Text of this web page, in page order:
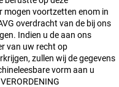
mogen voortzetten enom in
overdracht van de bij ons
Indien u de aan ons
van uw recht op
zullen wij de gegevens
vorm aan u